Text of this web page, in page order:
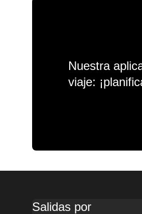
Nuestra
viaje:
Salidas por